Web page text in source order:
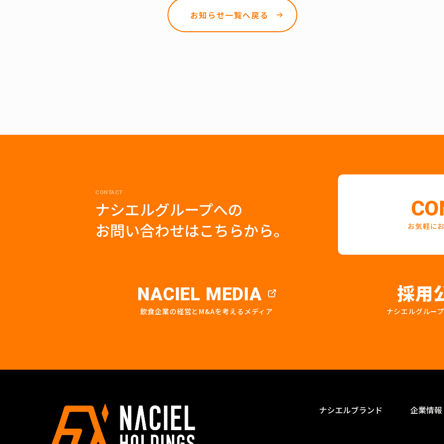
お知らせ一覧へ戻る
CONTACT
ナシエルグループへの
お問い合わせはこちらから。
お気軽に
NACIEL MEDIA
飲食企業の経営とM&Aを考えるメディア
採用
ナシエルグルー
ナシエルブランド 企業情報